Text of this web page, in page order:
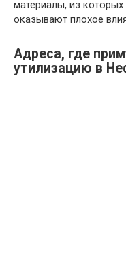
материалы, из которых
оказывают плохое
Адреса, где
утилизацию в